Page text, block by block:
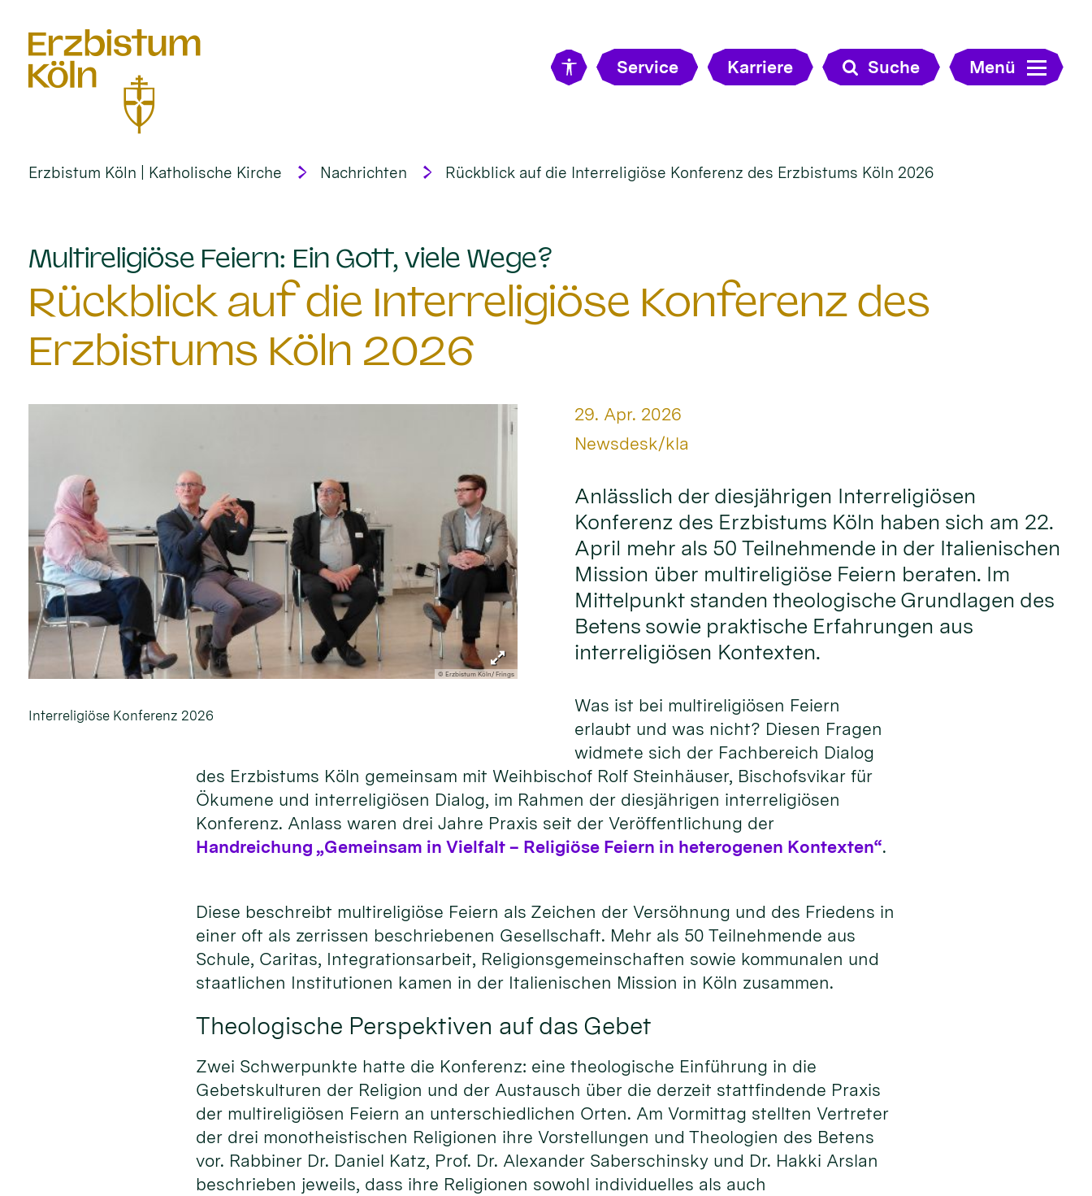
Service Karriere Suche Menü
Erzbistum Köln | Katholische Kirche Nachrichten Rückblick auf die Interreligiöse Konferenz des Erzbistums Köln 2026
Multireligiöse Feiern: Ein Gott, viele Wege?
Rückblick auf die Interreligiöse Konferenz des
Erzbistums Köln 2026
© Erzbistum Köln/ Frings
Interreligiöse Konferenz 2026
Datum:
29. Apr. 2026
Von:
Newsdesk/kla
Anlässlich der diesjährigen Interreligiösen
Konferenz des Erzbistums Köln haben sich am 22.
April mehr als 50 Teilnehmende in der Italienischen
Mission über multireligiöse Feiern beraten. Im
Mittelpunkt standen theologische Grundlagen des
Betens sowie praktische Erfahrungen aus
interreligiösen Kontexten.
Was ist bei multireligiösen Feiern
erlaubt und was nicht? Diesen Fragen
widmete sich der Fachbereich Dialog
des Erzbistums Köln gemeinsam mit Weihbischof Rolf Steinhäuser, Bischofsvikar für
Ökumene und interreligiösen Dialog, im Rahmen der diesjährigen interreligiösen
Konferenz. Anlass waren drei Jahre Praxis seit der Veröffentlichung der
Handreichung „Gemeinsam in Vielfalt – Religiöse Feiern in heterogenen Kontexten“.
Diese beschreibt multireligiöse Feiern als Zeichen der Versöhnung und des Friedens in
einer oft als zerrissen beschriebenen Gesellschaft. Mehr als 50 Teilnehmende aus
Schule, Caritas, Integrationsarbeit, Religionsgemeinschaften sowie kommunalen und
staatlichen Institutionen kamen in der Italienischen Mission in Köln zusammen.
Theologische Perspektiven auf das Gebet
Zwei Schwerpunkte hatte die Konferenz: eine theologische Einführung in die
Gebetskulturen der Religion und der Austausch über die derzeit stattfindende Praxis
der multireligiösen Feiern an unterschiedlichen Orten. Am Vormittag stellten Vertreter
der drei monotheistischen Religionen ihre Vorstellungen und Theologien des Betens
vor. Rabbiner Dr. Daniel Katz, Prof. Dr. Alexander Saberschinsky und Dr. Hakki Arslan
beschrieben jeweils, dass ihre Religionen sowohl individuelles als auch